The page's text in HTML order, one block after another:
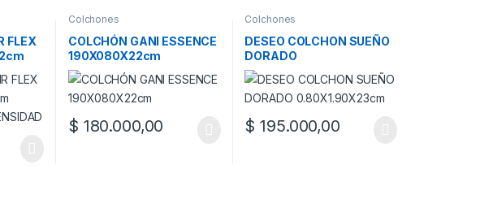
FLEX
Colchones
COLCHÓN GANI ESSENCE
190X080X22cm
$ 180.000,00
Colchones
DESEO COLCHON SUEÑO
DORADO
0.80X1.90X23cm
$ 195.000,00